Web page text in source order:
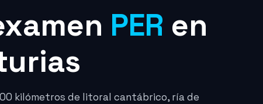
PER en
kilómetros de litoral cantábrico, ría de